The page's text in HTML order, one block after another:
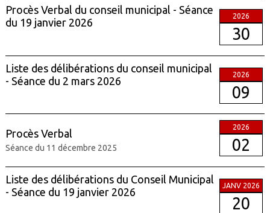
Procès Verbal du conseil municipal - Séance
du 19 janvier 2026
2026
30
Liste des délibérations du conseil municipal
- Séance du 2 mars 2026
2026
09
Procès Verbal
Séance du 11 décembre 2025
2026
02
Liste des délibérations du Conseil Municipal
- Séance du 19 janvier 2026
JANV 2026
20